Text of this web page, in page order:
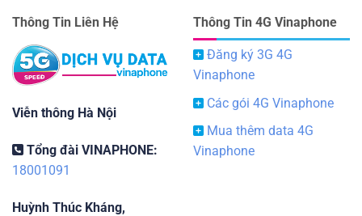
Thông Tin Liên Hệ
Viễn thông Hà Nội
Tổng đài VINAPHONE:
18001091
Huỳnh Thúc Kháng,
Thông Tin 4G Vinaphone
Đăng ký 3G 4G
Vinaphone
Các gói 4G Vinaphone
Mua thêm data 4G
Vinaphone